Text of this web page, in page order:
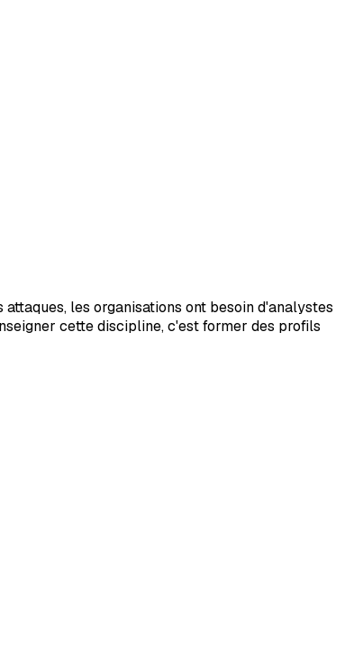
les organisations ont besoin d'analystes
cette discipline, c'est former des profils